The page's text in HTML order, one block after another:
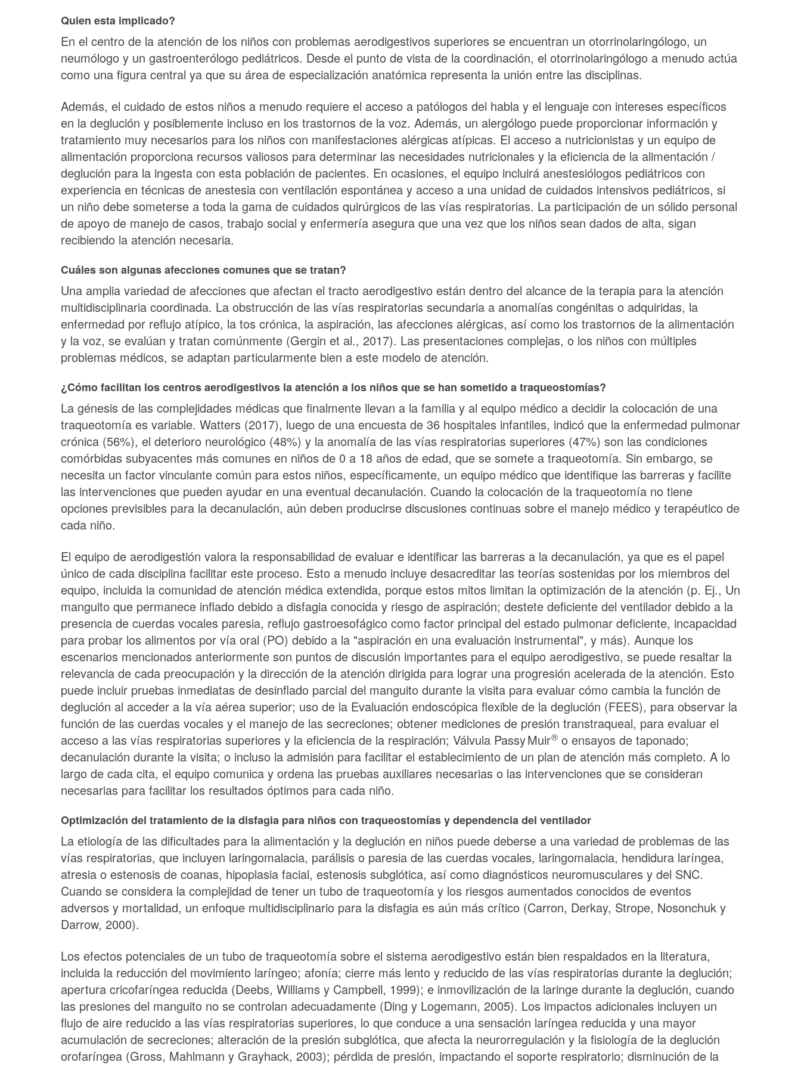
Quien esta implicado?
En el centro de la atención de los niños con problemas aerodigestivos superiores se encuentran un otorrinolaringólogo, un
neumólogo y un gastroenterólogo pediátricos. Desde el punto de vista de la coordinación, el otorrinolaringólogo a menudo actúa
como una figura central ya que su área de especialización anatómica representa la unión entre las disciplinas.
Además, el cuidado de estos niños a menudo requiere el acceso a patólogos del habla y el lenguaje con intereses específicos
en la deglución y posiblemente incluso en los trastornos de la voz. Además, un alergólogo puede proporcionar información y
tratamiento muy necesarios para los niños con manifestaciones alérgicas atípicas. El acceso a nutricionistas y un equipo de
alimentación proporciona recursos valiosos para determinar las necesidades nutricionales y la eficiencia de la alimentación /
deglución para la ingesta con esta población de pacientes. En ocasiones, el equipo incluirá anestesiólogos pediátricos con
experiencia en técnicas de anestesia con ventilación espontánea y acceso a una unidad de cuidados intensivos pediátricos, si
un niño debe someterse a toda la gama de cuidados quirúrgicos de las vías respiratorias. La participación de un sólido personal
de apoyo de manejo de casos, trabajo social y enfermería asegura que una vez que los niños sean dados de alta, sigan
recibiendo la atención necesaria.
Cuáles son algunas afecciones comunes que se tratan?
Una amplia variedad de afecciones que afectan el tracto aerodigestivo están dentro del alcance de la terapia para la atención
multidisciplinaria coordinada. La obstrucción de las vías respiratorias secundaria a anomalías congénitas o adquiridas, la
enfermedad por reflujo atípico, la tos crónica, la aspiración, las afecciones alérgicas, así como los trastornos de la alimentación
y la voz, se evalúan y tratan comúnmente (Gergin et al., 2017). Las presentaciones complejas, o los niños con múltiples
problemas médicos, se adaptan particularmente bien a este modelo de atención.
¿Cómo facilitan los centros aerodigestivos la atención a los niños que se han sometido a traqueostomías?
La génesis de las complejidades médicas que finalmente llevan a la familia y al equipo médico a decidir la colocación de una
traqueotomía es variable. Watters (2017), luego de una encuesta de 36 hospitales infantiles, indicó que la enfermedad pulmonar
crónica (56%), el deterioro neurológico (48%) y la anomalía de las vías respiratorias superiores (47%) son las condiciones
comórbidas subyacentes más comunes en niños de 0 a 18 años de edad, que se somete a traqueotomía. Sin embargo, se
necesita un factor vinculante común para estos niños, específicamente, un equipo médico que identifique las barreras y facilite
las intervenciones que pueden ayudar en una eventual decanulación. Cuando la colocación de la traqueotomía no tiene
opciones previsibles para la decanulación, aún deben producirse discusiones continuas sobre el manejo médico y terapéutico de
cada niño.
El equipo de aerodigestión valora la responsabilidad de evaluar e identificar las barreras a la decanulación, ya que es el papel
único de cada disciplina facilitar este proceso. Esto a menudo incluye desacreditar las teorías sostenidas por los miembros del
equipo, incluida la comunidad de atención médica extendida, porque estos mitos limitan la optimización de la atención (p. Ej., Un
manguito que permanece inflado debido a disfagia conocida y riesgo de aspiración; destete deficiente del ventilador debido a la
presencia de cuerdas vocales paresia, reflujo gastroesofágico como factor principal del estado pulmonar deficiente, incapacidad
para probar los alimentos por vía oral (PO) debido a la "aspiración en una evaluación instrumental", y más). Aunque los
escenarios mencionados anteriormente son puntos de discusión importantes para el equipo aerodigestivo, se puede resaltar la
relevancia de cada preocupación y la dirección de la atención dirigida para lograr una progresión acelerada de la atención. Esto
puede incluir pruebas inmediatas de desinflado parcial del manguito durante la visita para evaluar cómo cambia la función de
deglución al acceder a la vía aérea superior; uso de la Evaluación endoscópica flexible de la deglución (FEES), para observar la
función de las cuerdas vocales y el manejo de las secreciones; obtener mediciones de presión transtraqueal, para evaluar el
acceso a las vías respiratorias superiores y la eficiencia de la respiración; Válvula Passy Muir®o ensayos de taponado;
decanulación durante la visita; o incluso la admisión para facilitar el establecimiento de un plan de atención más completo. A lo
largo de cada cita, el equipo comunica y ordena las pruebas auxiliares necesarias o las intervenciones que se consideran
necesarias para facilitar los resultados óptimos para cada niño.
Optimización del tratamiento de la disfagia para niños con traqueostomías y dependencia del ventilador
La etiología de las dificultades para la alimentación y la deglución en niños puede deberse a una variedad de problemas de las
vías respiratorias, que incluyen laringomalacia, parálisis o paresia de las cuerdas vocales, laringomalacia, hendidura laríngea,
atresia o estenosis de coanas, hipoplasia facial, estenosis subglótica, así como diagnósticos neuromusculares y del SNC.
Cuando se considera la complejidad de tener un tubo de traqueotomía y los riesgos aumentados conocidos de eventos
adversos y mortalidad, un enfoque multidisciplinario para la disfagia es aún más crítico (Carron, Derkay, Strope, Nosonchuk y
Darrow, 2000).
Los efectos potenciales de un tubo de traqueotomía sobre el sistema aerodigestivo están bien respaldados en la literatura,
incluida la reducción del movimiento laríngeo; afonía; cierre más lento y reducido de las vías respiratorias durante la deglución;
apertura cricofaríngea reducida (Deebs, Williams y Campbell, 1999); e inmovilización de la laringe durante la deglución, cuando
las presiones del manguito no se controlan adecuadamente (Ding y Logemann, 2005). Los impactos adicionales incluyen un
flujo de aire reducido a las vías respiratorias superiores, lo que conduce a una sensación laríngea reducida y una mayor
acumulación de secreciones; alteración de la presión subglótica, que afecta la neurorregulación y la fisiología de la deglución
orofaríngea (Gross, Mahlmann y Grayhack, 2003); pérdida de presión, impactando el soporte respiratorio; disminución de la